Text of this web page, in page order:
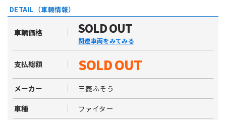
DETAIL（車輛情報）
車輛価格 SOLD OUT
関連車両をみてみる
支払総額 SOLD OUT
メーカー 三菱ふそう
車種 ファイター